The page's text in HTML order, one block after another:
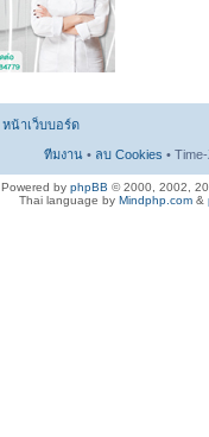
หน้าเว็บบอร์ด
ทีมงาน • ลบ Cookies •
Powered by phpBB © 2000, 2002,
Thai language by Mindphp.com &